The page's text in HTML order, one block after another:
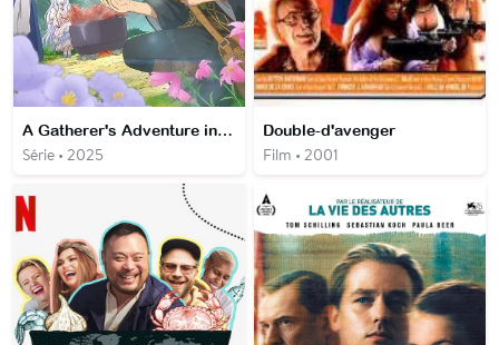
A Gatherer's Adventure in Isekai
Série • 2025
Double-d'avenger
Film • 2001